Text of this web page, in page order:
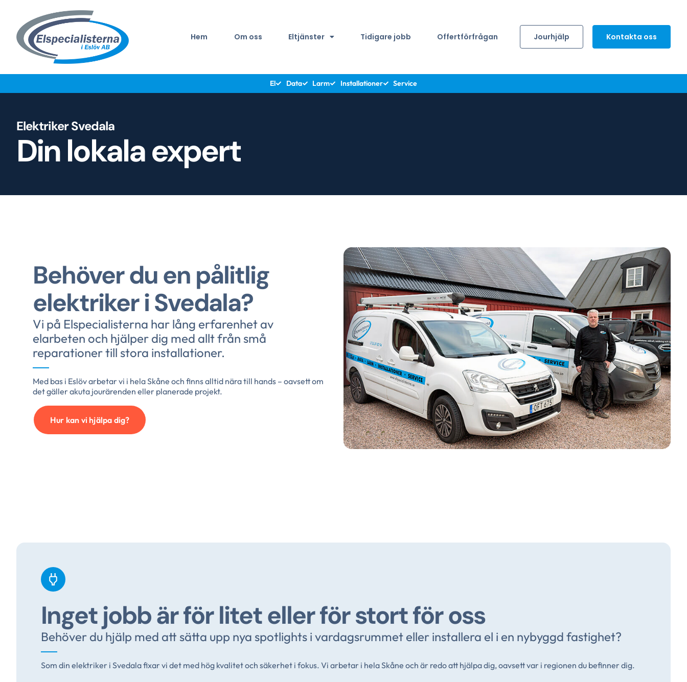
Hem Om oss Eltjänster Tidigare jobb Offertförfrågan Jourhjälp Kontakta oss
El Data Larm Installationer Service
Elektriker Svedala
Din lokala expert
Behöver du en pålitlig
elektriker i Svedala?
Vi på Elspecialisterna har lång erfarenhet av
elarbeten och hjälper dig med allt från små
reparationer till stora installationer.
Med bas i Eslöv arbetar vi i hela Skåne och finns alltid nära till hands – oavsett om
det gäller akuta jourärenden eller planerade projekt.
Hur kan vi hjälpa dig?
Inget jobb är för litet eller för stort för oss
Behöver du hjälp med att sätta upp nya spotlights i vardagsrummet eller installera el i en nybyggd fastighet?
Som din elektriker i Svedala fixar vi det med hög kvalitet och säkerhet i fokus. Vi arbetar i hela Skåne och är redo att hjälpa dig, oavsett var i regionen du befinner dig.